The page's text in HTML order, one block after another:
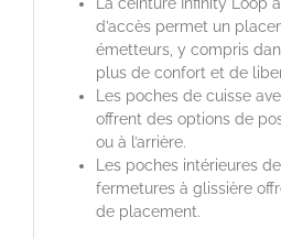
d’accès permet un
émetteurs, y compris
plus de confort et de
Les poches de cuisse
offrent des options de
ou à l’arrière.
Les poches intérieures
fermetures à glissière
de placement.